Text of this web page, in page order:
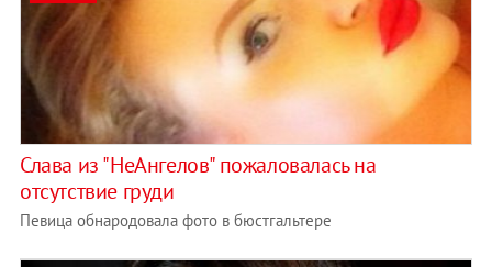
Слава из "НеАнгелов" пожаловалась на
отсутствие груди
Певица обнародовала фото в бюстгальтере